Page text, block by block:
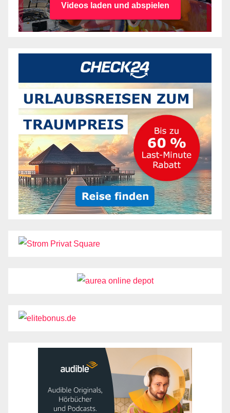
Videos laden und abspielen